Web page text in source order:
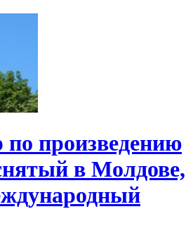
по произведению
в Молдове,